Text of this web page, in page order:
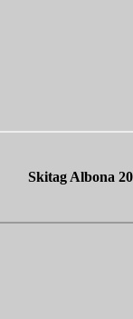
Skitag Albona